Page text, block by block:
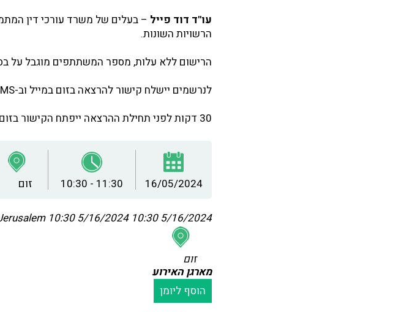
עו"ד דוד פייל – בעלים של משרד עורכי דין
הרשויות השונות.
הרישום ללא עלות, מספר המשתתפים מוגבל על
לנרשמים יישלח קישור להרצאה בזום במייל וב-SMS יום לפני קיום האירוע.
30 דקות לפני תחילת ההרצאה ייפתח הקישור בזום ושם תאושר כניסתכם לצפייה.
16/05/2024
10:30 - 11:30 זום
5/16/2024 10:30
5/16/2024 10:30
זום
מארגן האירוע
הוסף ליומן